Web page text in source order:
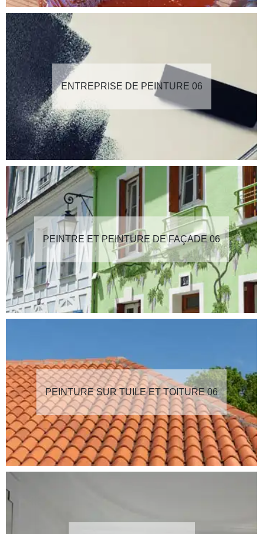
ENTREPRISE DE PEINTURE 06
PEINTRE ET PEINTURE DE FAÇADE 06
PEINTURE SUR TUILE ET TOITURE 06